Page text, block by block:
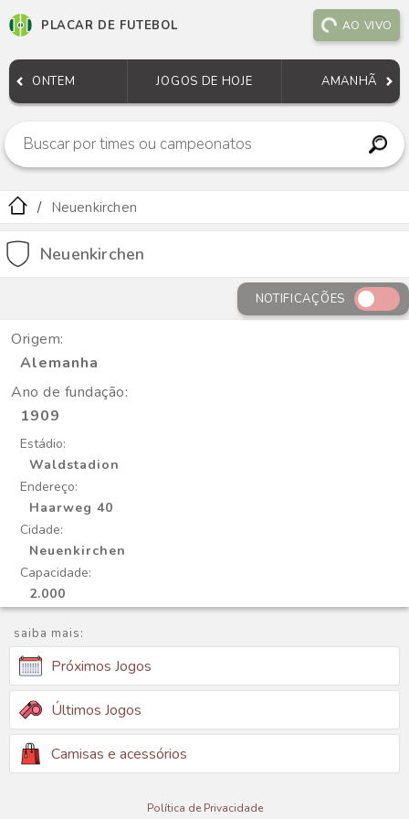
PLACAR DE FUTEBOL AO VIVO
ONTEM JOGOS DE HOJE AMANHÃ
Neuenkirchen
Neuenkirchen
NOTIFICAÇÕES
Origem:
Alemanha
Ano de fundação:
1909
Estádio:
Waldstadion
Endereço:
Haarweg 40
Cidade:
Neuenkirchen
Capacidade:
2.000
saiba mais:
Próximos Jogos
Últimos Jogos
Camisas e acessórios
Política de Privacidade